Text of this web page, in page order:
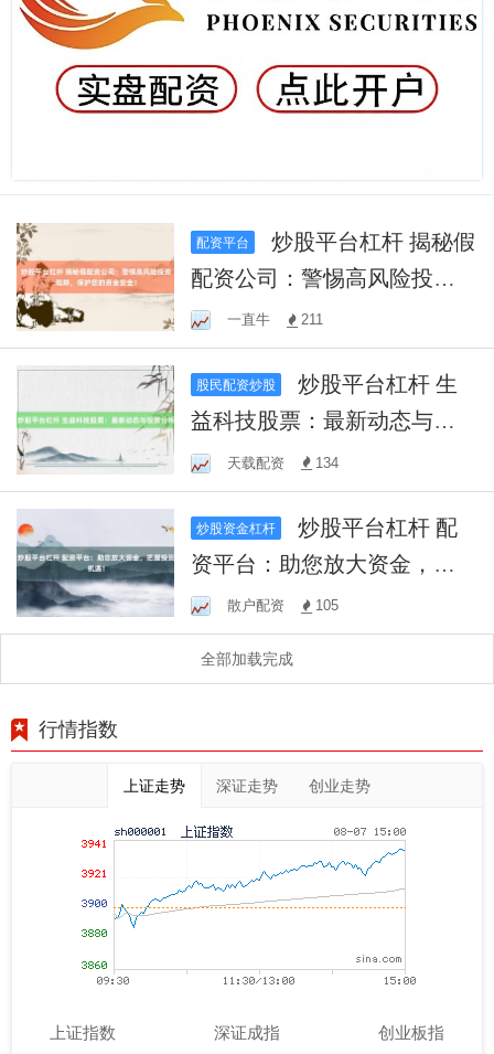
配资平台
炒股平台杠杆 揭秘假
配资公司：警惕高风险投资
陷阱，保护您的资金安全！
一直牛 211
股民配资炒股
炒股平台杠杆 生
益科技股票：最新动态与投
资分析天载配资 134
炒股资金杠杆
炒股平台杠杆 配
资平台：助您放大资金，把
握投资机遇！
散户配资 105
全部加载完成
行情指数
上证走势 深证走势 创业走势
上证指数 深证成指 创业板指